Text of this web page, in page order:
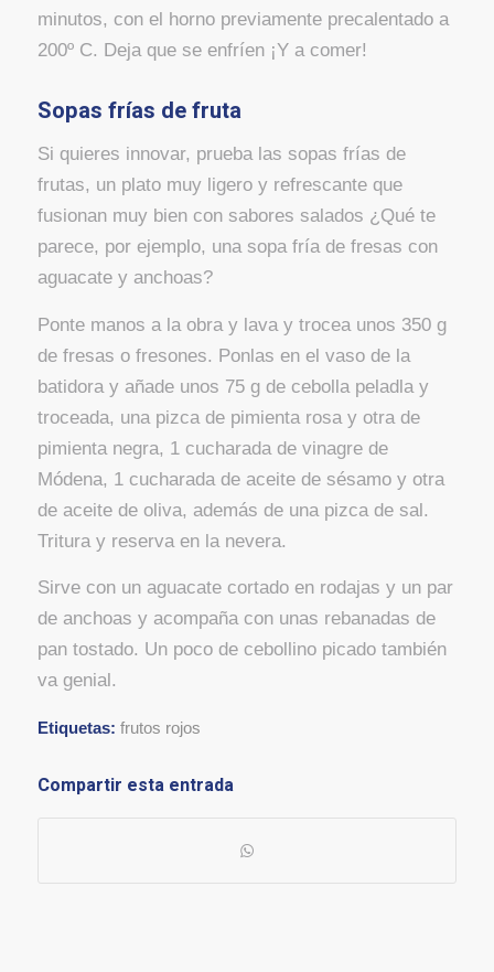
minutos, con el horno previamente precalentado a
200º C. Deja que se enfríen ¡Y a comer!
Sopas frías de fruta
Si quieres innovar, prueba las sopas frías de
frutas, un plato muy ligero y refrescante que
fusionan muy bien con sabores salados ¿Qué te
parece, por ejemplo, una sopa fría de fresas con
aguacate y anchoas?
Ponte manos a la obra y lava y trocea unos 350 g
de fresas o fresones. Ponlas en el vaso de la
batidora y añade unos 75 g de cebolla peladla y
troceada, una pizca de pimienta rosa y otra de
pimienta negra, 1 cucharada de vinagre de
Módena, 1 cucharada de aceite de sésamo y otra
de aceite de oliva, además de una pizca de sal.
Tritura y reserva en la nevera.
Sirve con un aguacate cortado en rodajas y un par
de anchoas y acompaña con unas rebanadas de
pan tostado. Un poco de cebollino picado también
va genial.
Etiquetas: frutos rojos
Compartir esta entrada